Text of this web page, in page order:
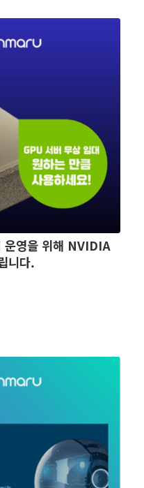
영을 위해 NVIDIA
니다.